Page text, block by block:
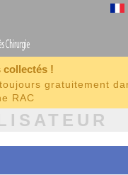
collectés !
gratuitement
RAC